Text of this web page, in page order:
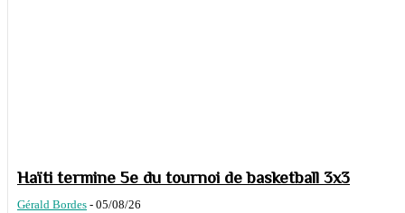
Haïti termine 5e du tournoi de basketball 3x3
Gérald Bordes - 05/08/26